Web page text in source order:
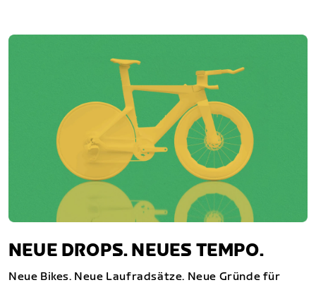
NEUE DROPS. NEUES TEMPO.
Neue Bikes. Neue Laufradsätze. Neue Gründe für